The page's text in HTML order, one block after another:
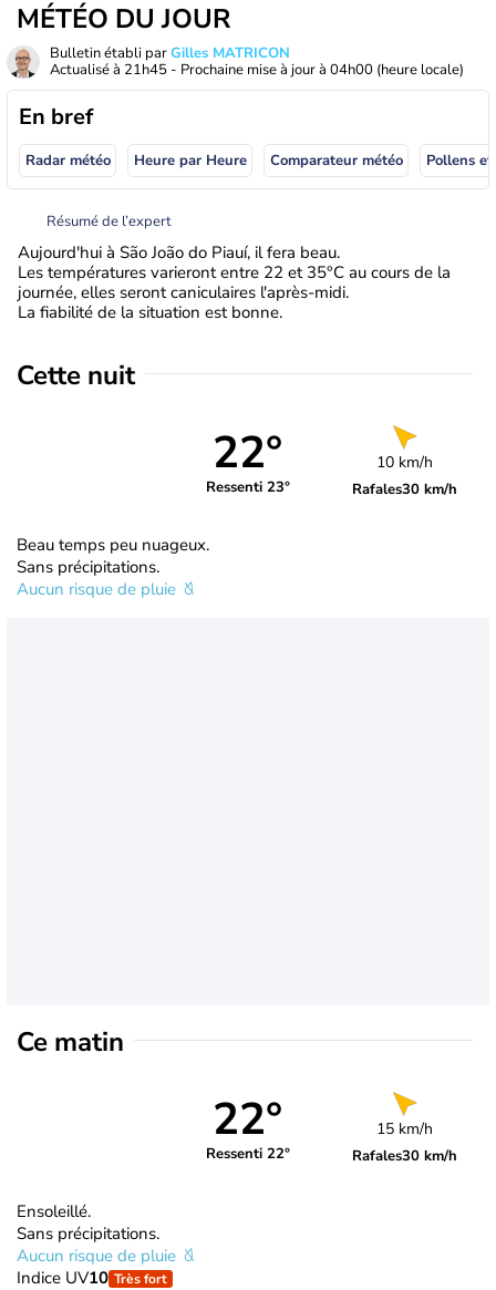
MÉTÉO DU JOUR
Bulletin établi parGilles MATRICON
Actualisé à 21h45 - Prochaine mise à jour à 04h00 (heure locale)
En bref
Radar météo Heure par Heure Comparateur météo Pollens
Résumé de l’expert
Aujourd'hui à São João do Piauí, il fera beau.
Les températures varieront entre 22 et 35°C au cours de la
journée, elles seront caniculaires l'après-midi.
La fiabilité de la situation est bonne.
Cette nuit
22°
Ressenti 23°
10 km/h
Rafales30 km/h
Beau temps peu nuageux.
Sans précipitations.
Aucun risque de pluie
Ce matin
22°
Ressenti 22°
15 km/h
Rafales30 km/h
Ensoleillé.
Sans précipitations.
Aucun risque de pluie
Indice UV10 Très fort